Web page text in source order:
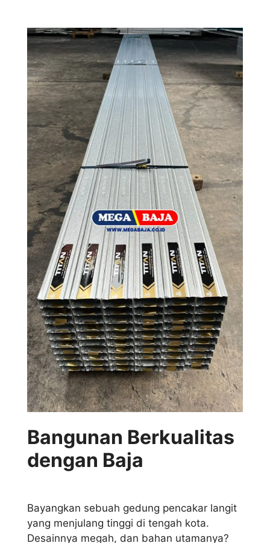
Bangunan Berkualitas
dengan Baja
Bayangkan sebuah gedung pencakar langit
yang menjulang tinggi di tengah kota.
Desainnya megah, dan bahan utamanya?